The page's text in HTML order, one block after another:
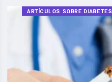
ARTÍCULOS SOBRE DIABETES